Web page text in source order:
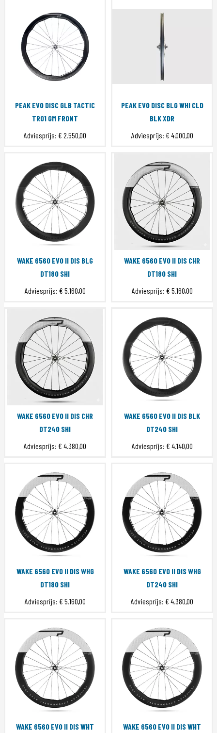
PEAK EVO DISC GLB TACTIC
TR01 GM FRONT
Adviesprijs: € 2.550,00
PEAK EVO DISC BLG WHI CLD
BLK XDR
Adviesprijs: € 4.000,00
WAKE 6560 EVO II DIS BLG
DT180 SHI
Adviesprijs: € 5.160,00
WAKE 6560 EVO II DIS CHR
DT180 SHI
Adviesprijs: € 5.160,00
WAKE 6560 EVO II DIS CHR
DT240 SHI
Adviesprijs: € 4.380,00
WAKE 6560 EVO II DIS BLK
DT240 SHI
Adviesprijs: € 4.140,00
WAKE 6560 EVO II DIS WHG
DT180 SHI
Adviesprijs: € 5.160,00
WAKE 6560 EVO II DIS WHG
DT240 SHI
Adviesprijs: € 4.380,00
WAKE 6560 EVO II DIS WHT WAKE 6560 EVO II DIS WHT